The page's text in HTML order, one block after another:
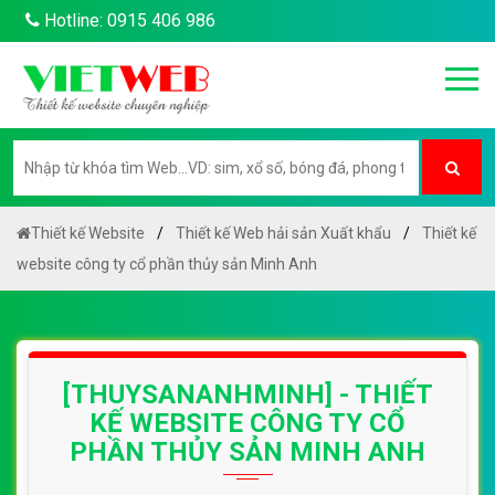
Hotline: 0915 406 986
Thiết kế Website Thiết kế Web hải sản Xuất khẩu
Thiết kế
website công ty cổ phần thủy sản Minh Anh
[THUYSANANHMINH] - THIẾT
KẾ WEBSITE CÔNG TY CỔ
PHẦN THỦY SẢN MINH ANH